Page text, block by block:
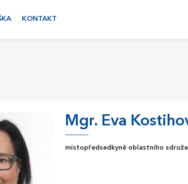
KONTAKT
Mgr. Eva
místopředsedkyně oblastního